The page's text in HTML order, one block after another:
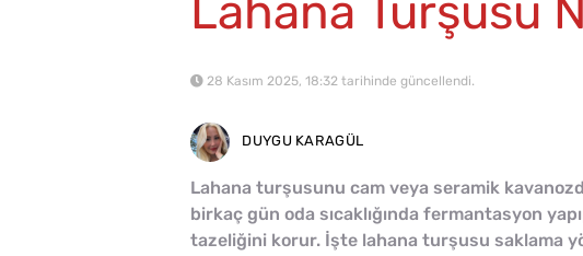
Lahana Turşusu
28 Kasım 2025, 18:32 tarihinde güncellendi.
DUYGU KARAGÜL
Lahana turşusunu cam veya seramik
birkaç gün oda sıcaklığında fermantasyon
tazeliğini korur. İşte lahana turşusu saklama